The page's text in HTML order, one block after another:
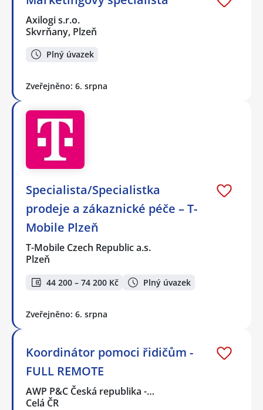
Axilogi s.r.o.
Skvrňany, Plzeň
Plný úvazek
Zveřejněno: 6. srpna
Specialista/Specialistka
prodeje a zákaznické péče – T-
Mobile Plzeň
T-Mobile Czech Republic a.s.
Plzeň
44 200 – 74 200 Kč Plný úvazek
Zveřejněno: 6. srpna
Koordinátor pomoci řidičům -
FULL REMOTE
AWP P&C Česká republika -…
Celá ČR